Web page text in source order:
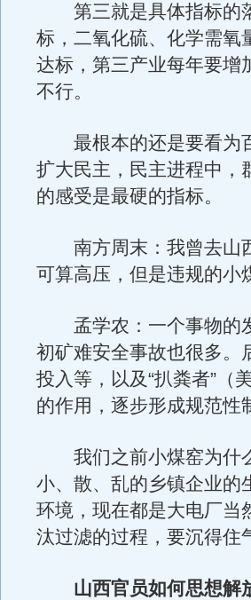
第三就是具体指标的
标，二氧化硫、化学需氧
达标，第三产业每年要增
不行。
最根本的还是要看为
扩大民主，民主进程中，
的感受是最硬的指标。
南方周末：我曾去山
可算高压，但是违规的小
孟学农：一个事物的
初矿难安全事故也很多。
投入等，以及“扒粪者”（
的作用，逐步形成规范性
我们之前小煤窑为什
小、散、乱的乡镇企业的
环境，现在都是大电厂当
汰过滤的过程，要沉得住
山西官员如何思想解